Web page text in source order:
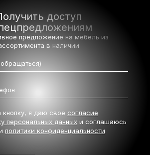
доступ
предложение на мебель из
в наличии
я даю свое согласие
персональных данных и соглашаюсь
политики конфиденциальности